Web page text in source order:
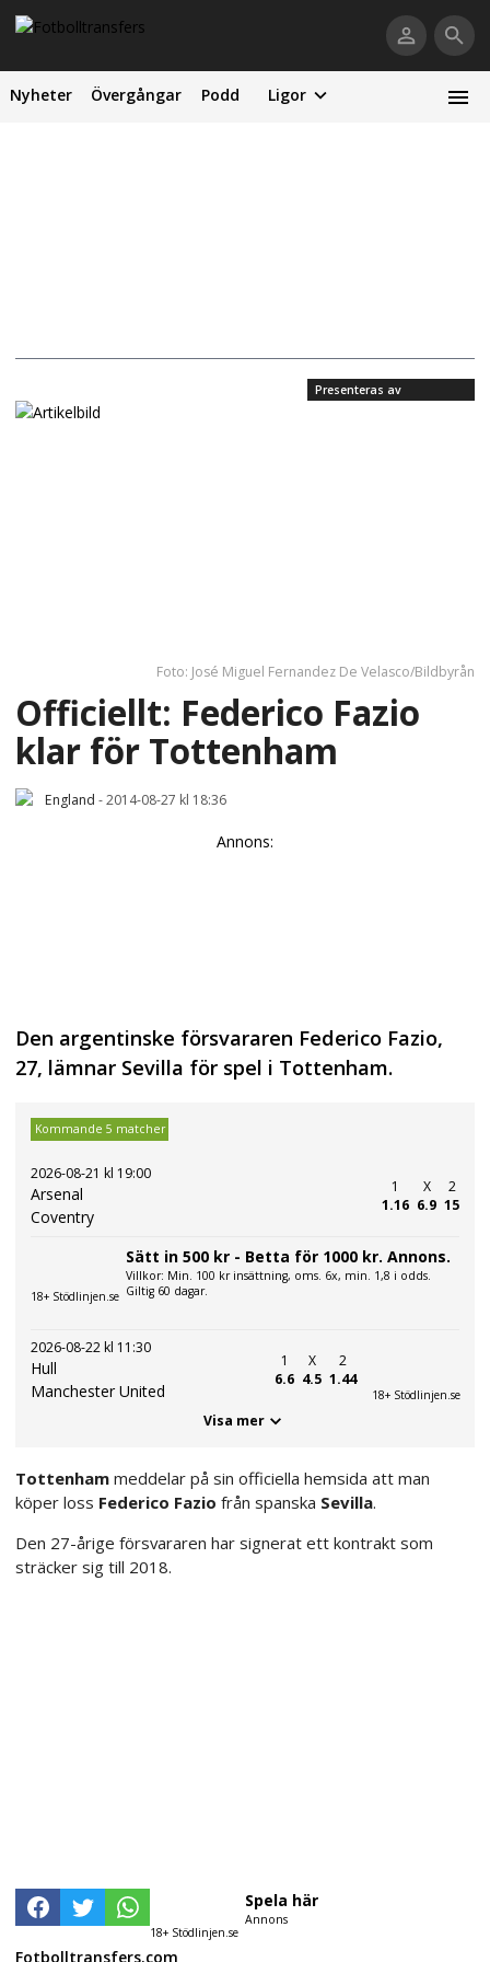
Nyheter Övergångar Podd Ligor
Presenteras av
Foto: José Miguel Fernandez De Velasco/Bildbyrån
Officiellt: Federico Fazio
klar för Tottenham
England -2014-08-27 kl 18:36
Annons:
Den argentinske försvararen Federico Fazio,
27, lämnar Sevilla för spel i Tottenham.
Kommande 5 matcher
2026-08-21 kl 19:00
Arsenal
Coventry
1
1.16
X
6.9
2
15
18+ Stödlinjen.se
Sätt in 500 kr - Betta för 1000 kr. Annons.
Villkor: Min. 100 kr insättning, oms. 6x, min. 1,8 i odds.
Giltig 60 dagar.
2026-08-22 kl 11:30
Hull
Manchester United
1
6.6
X
4.5
2
1.44
18+ Stödlinjen.se
Visa mer
Tottenham meddelar på sin officiella hemsida att man
köper loss Federico Fazio från spanska Sevilla.
Den 27-årige försvararen har signerat ett kontrakt som
sträcker sig till 2018.
18+ Stödlinjen.se
Spela här
Annons
Fotbolltransfers.com